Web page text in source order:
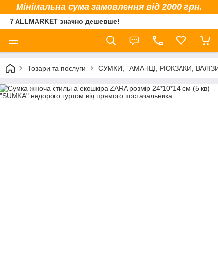
Мінімальна сума замовлення від 2000 грн.
7 ALLMARKET значно дешевше!
Товари та послуги СУМКИ, ГАМАНЦІ, РЮКЗАКИ,